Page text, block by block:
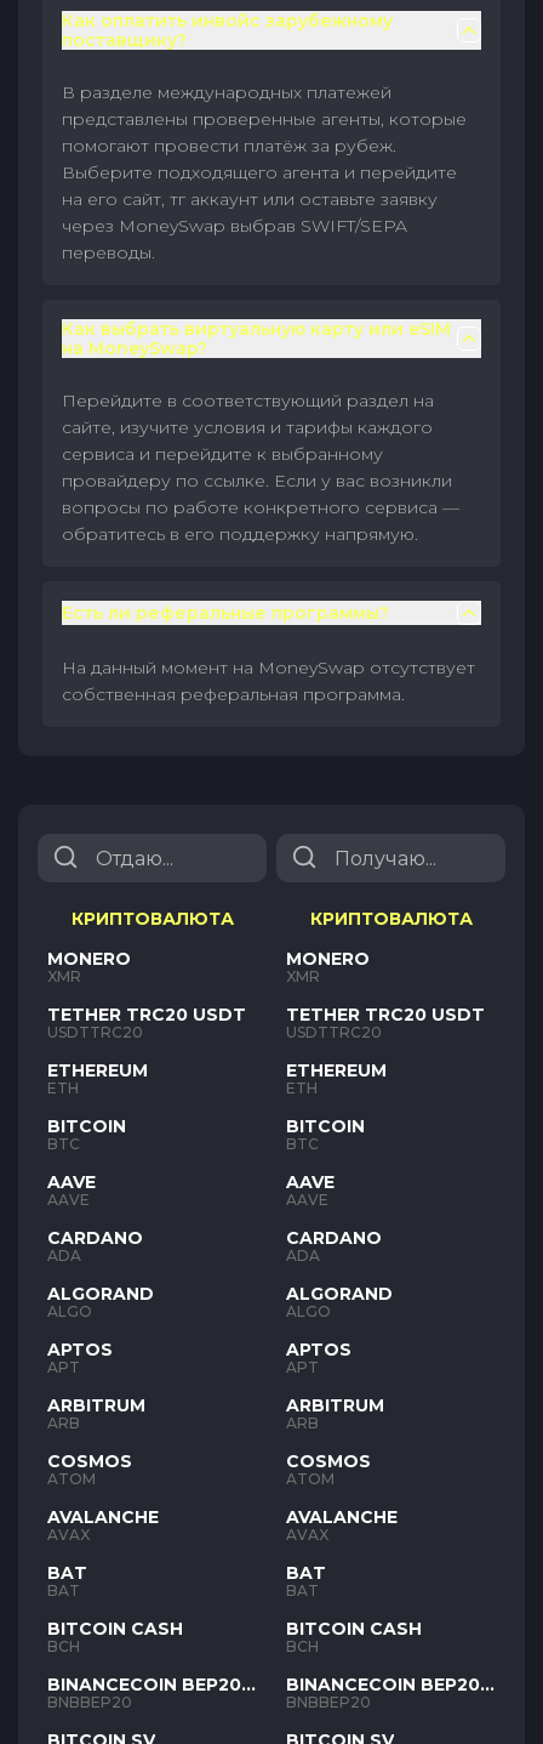
Как оплатить инвойс зарубежному
поставщику?
В разделе международных платежей
представлены проверенные агенты, которые
помогают провести платёж за рубеж.
Выберите подходящего агента и перейдите
на его сайт, тг аккаунт или оставьте заявку
через MoneySwap выбрав SWIFT/SEPA
переводы.
Как выбрать виртуальную карту или eSIM
на MoneySwap?
Перейдите в соответствующий раздел на
сайте, изучите условия и тарифы каждого
сервиса и перейдите к выбранному
провайдеру по ссылке. Если у вас возникли
вопросы по работе конкретного сервиса —
обратитесь в его поддержку напрямую.
Есть ли реферальные программы?
На данный момент на MoneySwap отсутствует
собственная реферальная программа.
КРИПТОВАЛЮТА
MONERO
XMR
TETHER TRC20 USDT
USDTTRC20
ETHEREUM
ETH
BITCOIN
BTC
AAVE
AAVE
CARDANO
ADA
ALGORAND
ALGO
APTOS
APT
ARBITRUM
ARB
COSMOS
ATOM
AVALANCHE
AVAX
BAT
BAT
BITCOIN CASH
BCH
BINANCECOIN BEP20
BNB
BNBBEP20
КРИПТОВАЛЮТА
MONERO
XMR
TETHER TRC20 USDT
USDTTRC20
ETHEREUM
ETH
BITCOIN
BTC
AAVE
AAVE
CARDANO
ADA
ALGORAND
ALGO
APTOS
APT
ARBITRUM
ARB
COSMOS
ATOM
AVALANCHE
AVAX
BAT
BAT
BITCOIN CASH
BCH
BINANCECOIN BEP20
BNB
BNBBEP20